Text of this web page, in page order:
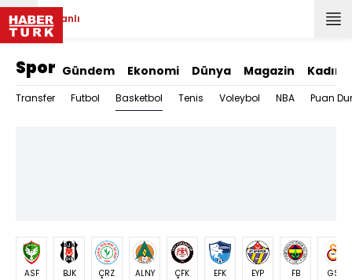
Canlı
Spor Gündem Ekonomi Dünya Magazin Kadın
Transfer Futbol Basketbol Tenis Voleybol NBA Puan
ASF BJK ÇRZ ALNY ÇFK EFK EYP FB GS